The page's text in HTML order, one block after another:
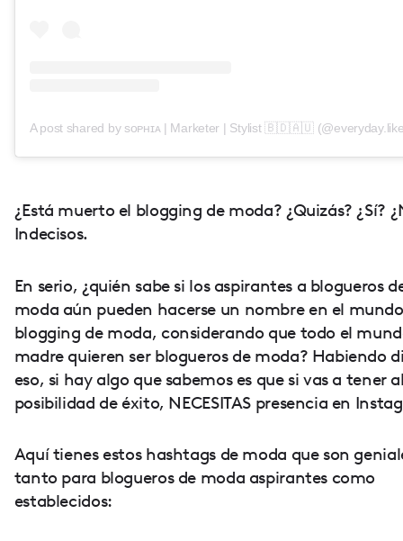
A post shared by sᴏᴘʜɪᴀ | Marketer | Stylist 🇧🇩🇦🇺
¿Está muerto el blogging de moda? ¿Quizás? ¿Sí?
Indecisos.
En serio, ¿quién sabe si los aspirantes a blogueros
moda aún pueden hacerse un nombre en el
blogging de moda, considerando que todo el
madre quieren ser blogueros de moda? Habiendo
eso, si hay algo que sabemos es que si vas a tener
posibilidad de éxito, NECESITAS presencia en
Aquí tienes estos hashtags de moda que son
tanto para blogueros de moda aspirantes como
establecidos: